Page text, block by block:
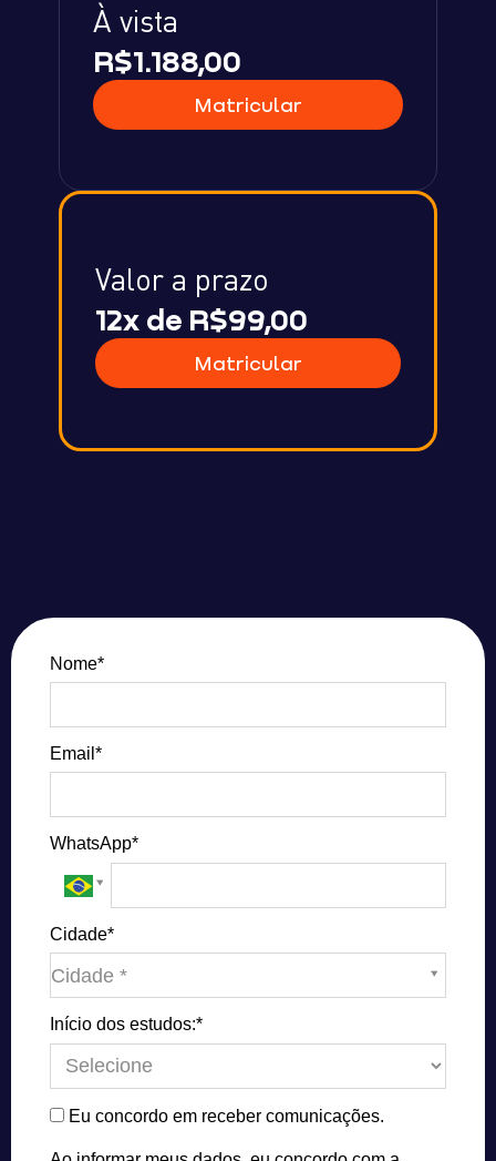
À vista
R$1.188,00
Matricular
Valor a prazo
12x de R$99,00
Matricular
Nome*
Email*
WhatsApp*
Cidade*
Cidade *
Cidade*
Início dos estudos:*
Eu concordo em receber comunicações.